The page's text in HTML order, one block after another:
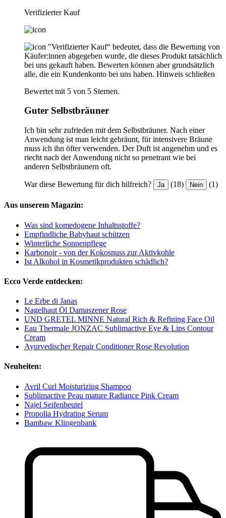
Verifizierter Kauf
"Verifizierter Kauf“ bedeutet, dass die Bewertung von
Käufer:innen abgegeben wurde, die dieses Produkt tatsächlich
bei uns gekauft haben. Bewerten können aber grundsätzlich
alle, die ein Kundenkonto bei uns haben. Hinweis schließen
Bewertet mit 5 von 5 Sternen.
Guter Selbstbräuner
Ich bin sehr zufrieden mit dem Selbstbräuner. Nach einer
Anwendung ist man leicht gebräunt, für intensivere Bräune
muss ich ihn öfter verwenden. Der Duft ist angenehm und es
riecht nach der Anwendung nicht so penetrant wie bei
anderen Selbstbräunern oft.
War diese Bewertung für dich hilfreich? Ja (18) Nein (1)
Aus unserem Magazin:
Was sind komedogene Inhaltsstoffe?
Empfindliche Babyhaut schützen
Winterliche Sonnenpflege
Karbonoir - von der Kokosnuss zur Aktivkohle
Ist Alkohol in Kosmetikprodukten schädlich?
Ecco Verde entdecken:
Le Erbe di Janas
Nagelhaut Öl Damaszener Rose
UND GRETEL MINNE Natural Rich & Refining Face Oil
Eau Thermale JONZAC Sublimactive Eye & Lips Contour
Cream
Ayurvedischer Repair Conditioner Rose Revolution
Neuheiten:
Avril Curl Moisturizing Shampoo
Sublimactive Peau mature Radiance Pink Cream
Najel Seifenbeutel
Propolia Hydrating Serum
Bambaw Klingenbank